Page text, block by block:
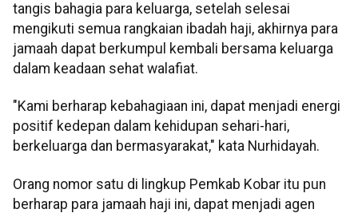
tangis bahagia para keluarga, setelah selesai
mengikuti semua rangkaian ibadah haji, akhirnya para
jamaah dapat berkumpul kembali bersama keluarga
dalam keadaan sehat walafiat.
"Kami berharap kebahagiaan ini, dapat menjadi energi
positif kedepan dalam kehidupan sehari-hari,
berkeluarga dan bermasyarakat," kata Nurhidayah.
Orang nomor satu di lingkup Pemkab Kobar itu pun
berharap para jamaah haji ini, dapat menjadi agen